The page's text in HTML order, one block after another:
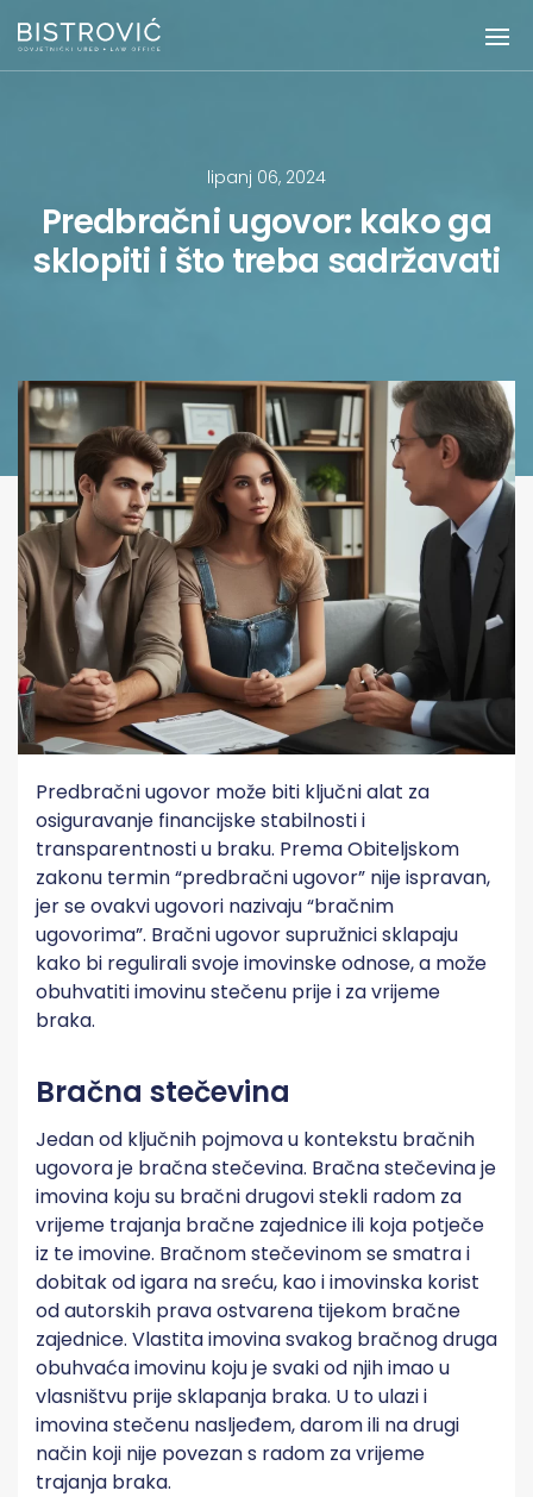
lipanj 06, 2024
Predbračni ugovor: kako ga
sklopiti i što treba sadržavati
Predbračni ugovor može biti ključni alat za
osiguravanje financijske stabilnosti i
transparentnosti u braku. Prema Obiteljskom
zakonu termin “predbračni ugovor” nije ispravan,
jer se ovakvi ugovori nazivaju “bračnim
ugovorima”. Bračni ugovor supružnici sklapaju
kako bi regulirali svoje imovinske odnose, a može
obuhvatiti imovinu stečenu prije i za vrijeme
braka.
Bračna stečevina
Jedan od ključnih pojmova u kontekstu bračnih
ugovora je bračna stečevina. Bračna stečevina je
imovina koju su bračni drugovi stekli radom za
vrijeme trajanja bračne zajednice ili koja potječe
iz te imovine​​. Bračnom stečevinom se smatra i
dobitak od igara na sreću, kao i imovinska korist
od autorskih prava ostvarena tijekom bračne
zajednice​​. Vlastita imovina svakog bračnog druga
obuhvaća imovinu koju je svaki od njih imao u
vlasništvu prije sklapanja braka. U to ulazi i
imovina stečenu nasljeđem, darom ili na drugi
način koji nije povezan s radom za vrijeme
trajanja braka.